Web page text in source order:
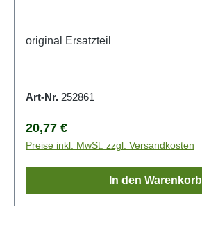
original Ersatzteil
Art-Nr. 252861
Regulärer Preis:
20,77 €
Preise inkl. MwSt. zzgl. Versandkosten
In den Warenkorb